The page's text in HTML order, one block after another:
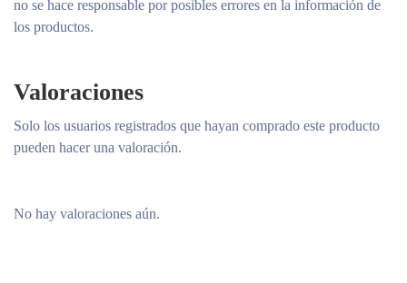
no se hace responsable por posibles errores en la información de
los productos.
Valoraciones
No hay valoraciones aún.
Solo los usuarios registrados que hayan comprado este producto
pueden hacer una valoración.